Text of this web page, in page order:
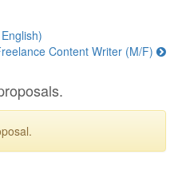
Content Writer (M/F)